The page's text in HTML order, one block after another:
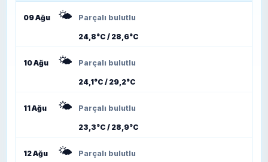
09 Ağu 🌤️ Parçalı bulutlu
24,8°C / 28,6°C
10 Ağu 🌤️ Parçalı bulutlu
24,1°C / 29,2°C
11 Ağu 🌤️ Parçalı bulutlu
23,3°C / 28,9°C
12 Ağu 🌤️ Parçalı bulutlu